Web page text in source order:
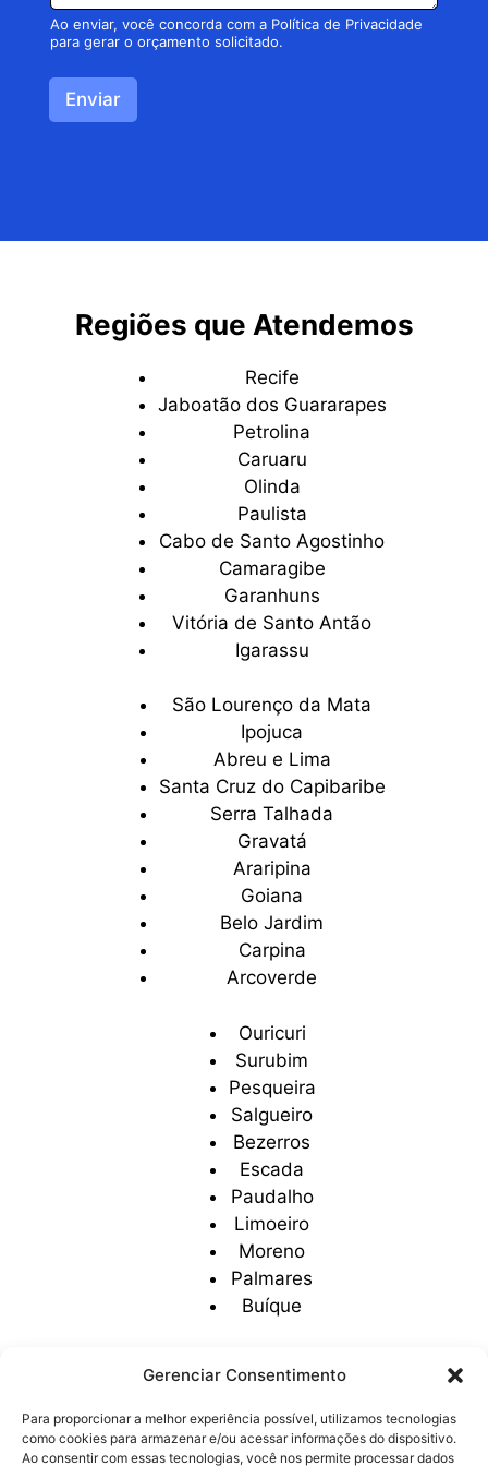
Gerenciar Consentimento
Para proporcionar a melhor experiência possível, utilizamos tecnologias
como cookies para armazenar e/ou acessar informações do dispositivo.
Ao consentir com essas tecnologias, você nos permite processar dados
Ao enviar, você concorda com a Política de Privacidade
para gerar o orçamento solicitado.
Enviar
Regiões que Atendemos
Recife
Jaboatão dos Guararapes
Petrolina
Caruaru
Olinda
Paulista
Cabo de Santo Agostinho
Camaragibe
Garanhuns
Vitória de Santo Antão
Igarassu
São Lourenço da Mata
Ipojuca
Abreu e Lima
Santa Cruz do Capibaribe
Serra Talhada
Gravatá
Araripina
Goiana
Belo Jardim
Carpina
Arcoverde
Ouricuri
Surubim
Pesqueira
Salgueiro
Bezerros
Escada
Paudalho
Limoeiro
Moreno
Palmares
Buíque